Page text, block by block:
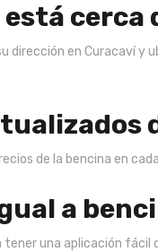
cerca
dirección en Curacaví y
de la bencina en
a
una aplicación fácil